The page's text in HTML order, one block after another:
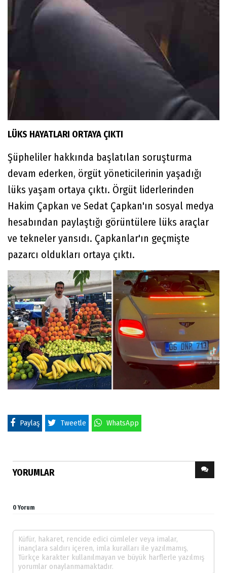
LÜKS HAYATLARI ORTAYA ÇIKTI
Şüpheliler hakkında başlatılan soruşturma
devam ederken, örgüt yöneticilerinin yaşadığı
lüks yaşam ortaya çıktı. Örgüt liderlerinden
Hakim Çapkan ve Sedat Çapkan'ın sosyal medya
hesabından paylaştığı görüntülere lüks araçlar
ve tekneler yansıdı. Çapkanlar'ın geçmişte
pazarcı oldukları ortaya çıktı.
Paylaş Tweetle WhatsApp
YORUMLAR
0 Yorum